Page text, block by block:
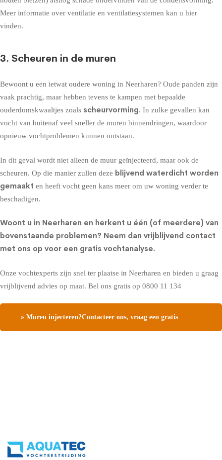
Meer informatie over ventilatie en ventilatiesystemen kan u hier
vinden.
3. Scheuren in de muren
Bewoont u een ietwat oudere woning in Neerharen? Oude panden zijn
vaak prachtig, maar hebben tevens te kampen met bepaalde
ouderdomskwaaltjes zoals scheurvorming. In zulke gevallen kan
vocht van buitenaf veel sneller de muren binnendringen, waardoor
opnieuw vochtproblemen kunnen ontstaan.
In dit geval wordt niet alleen de muur geïnjecteerd, maar ook de
scheuren. Op die manier zullen deze blijvend waterdicht worden
gemaakt en heeft vocht geen kans meer om uw woning verder te
beschadigen.
Woont u in Neerharen en herkent u één (of meerdere) van
bovenstaande problemen? Neem dan vrijblijvend contact
met ons op voor een gratis vochtanalyse.
Onze vochtexperts zijn snel ter plaatse in Neerharen en bieden u graag
vrijblijvend advies op maat. Bel ons gratis op 0800 11 134
» Muren injecteren?Contacteer ons, vraag een gratis